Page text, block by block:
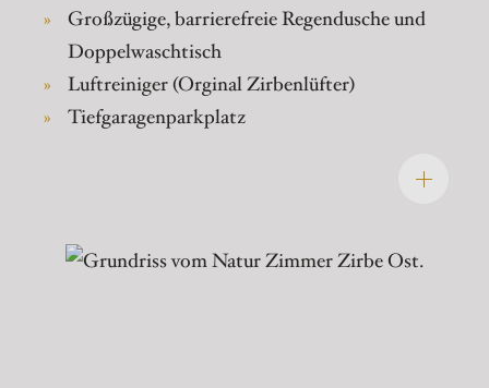
Großzügige, barrierefreie Regendusche und
Doppelwaschtisch
Luftreiniger (Orginal Zirbenlüfter)
Tiefgaragenparkplatz